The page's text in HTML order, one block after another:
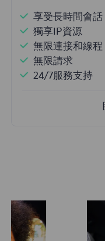
享受長時間會話
獨享IP資源
無限連接和線程
無限請求
24/7服務支持